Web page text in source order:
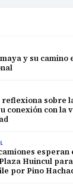
y su camino
reflexiona sobre
conexión con la
esperan
Huincul para
por Pino